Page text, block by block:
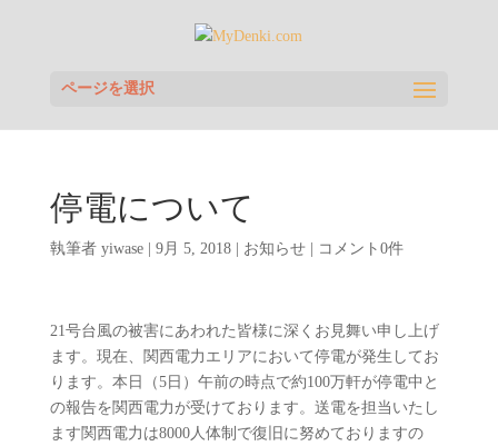
ページを選択
停電について
執筆者 yiwase| 9月 5, 2018| お知らせ| コメント0件
21号台風の被害にあわれた皆様に深くお見舞い申し上げ
ます。現在、関西電力エリアにおいて停電が発生してお
ります。本日（5日）午前の時点で約100万軒が停電中と
の報告を関西電力が受けております。送電を担当いたし
ます関西電力は8000人体制で復旧に努めておりますの